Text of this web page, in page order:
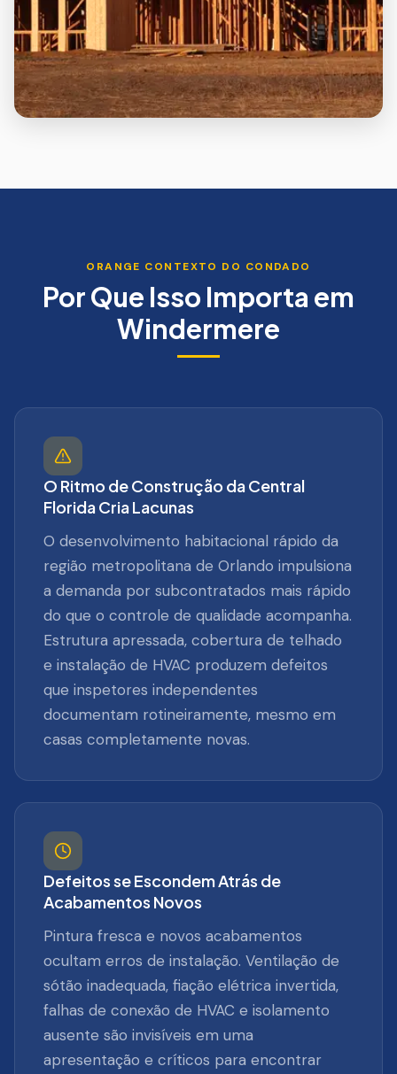
ORANGE CONTEXTO DO CONDADO
Por Que Isso Importa em
Windermere
O Ritmo de Construção da Central
Florida Cria Lacunas
O desenvolvimento habitacional rápido da
região metropolitana de Orlando impulsiona
a demanda por subcontratados mais rápido
do que o controle de qualidade acompanha.
Estrutura apressada, cobertura de telhado
e instalação de HVAC produzem defeitos
que inspetores independentes
documentam rotineiramente, mesmo em
casas completamente novas.
Defeitos se Escondem Atrás de
Acabamentos Novos
Pintura fresca e novos acabamentos
ocultam erros de instalação. Ventilação de
sótão inadequada, fiação elétrica invertida,
falhas de conexão de HVAC e isolamento
ausente são invisíveis em uma
apresentação e críticos para encontrar